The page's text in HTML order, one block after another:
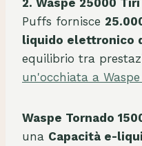
Puffs fornisce
liquido elettronico
equilibrio tra
un'occhiata a
Waspe Tornado
una Capacità e-